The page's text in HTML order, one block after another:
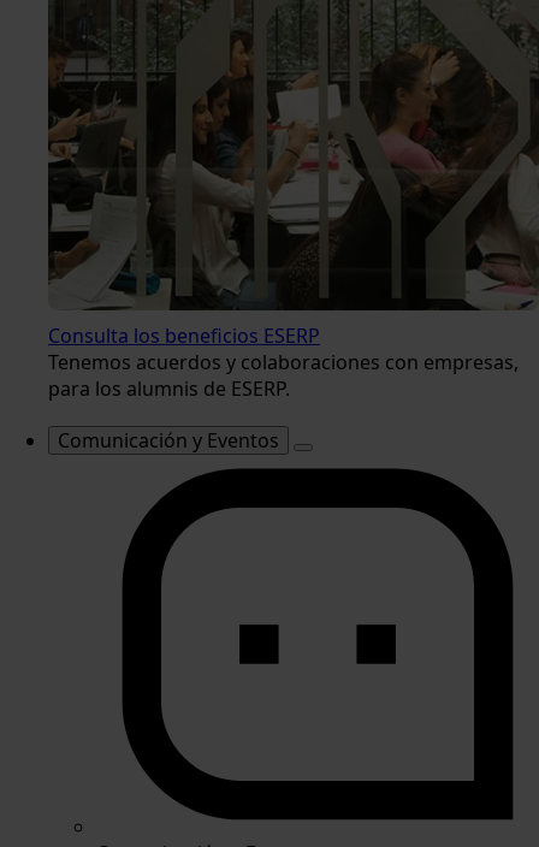
Consulta los beneficios ESERP
Tenemos acuerdos y colaboraciones con empresas,
para los alumnis de ESERP.
Comunicación y Eventos